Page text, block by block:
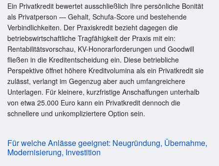
Ein Privatkredit bewertet ausschließlich Ihre persönliche Bonität
als Privatperson — Gehalt, Schufa-Score und bestehende
Verbindlichkeiten. Der Praxiskredit bezieht dagegen die
betriebswirtschaftliche Tragfähigkeit der Praxis mit ein:
Rentabilitätsvorschau, KV-Honorarforderungen und Goodwill
fließen in die Kreditentscheidung ein. Diese betriebliche
Perspektive öffnet höhere Kreditvolumina als ein Privatkredit sie
zulässt, verlangt im Gegenzug aber auch umfangreichere
Unterlagen. Für kleinere, kurzfristige Anschaffungen unterhalb
von etwa 25.000 Euro kann ein Privatkredit dennoch die
schnellere und unkompliziertere Option sein.
Für welche Anlässe geeignet: Neugründung, Übernahme,
Modernisierung, Investition